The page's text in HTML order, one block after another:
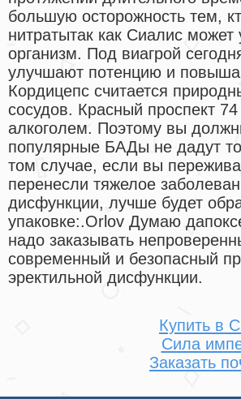
большую осторожность тем,
нитратытак как Сиалис может
организм. Под виагрой
улучшают потенцию и
Кордицепс считается
сосудов. Красный проспект
алкоголем. Поэтому вы
популярные БАДы не дадут
том случае, если вы
перенесли тяжелое
дисфункции, лучше будет
упаковке:.Orlov Думаю
надо заказывать
современный и безопасный
эректильной дисфункции.
Купить в
Сила
Заказать